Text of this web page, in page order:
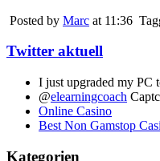
Posted by Marc at 11:36
Twitter aktuell
I just upgraded my PC
@elearningcoach
Online Casino
Best Non Gamstop
Kategorien